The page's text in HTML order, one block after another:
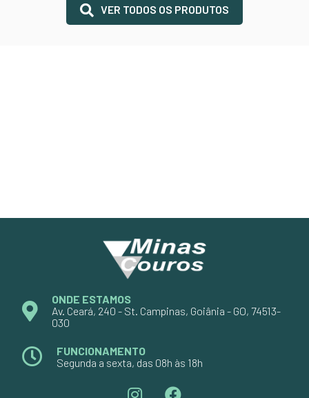
VER TODOS OS PRODUTOS
ONDE ESTAMOS
Av. Ceará, 240 - St. Campinas, Goiânia - GO, 74513-
030
FUNCIONAMENTO
Segunda a sexta, das 08h às 18h